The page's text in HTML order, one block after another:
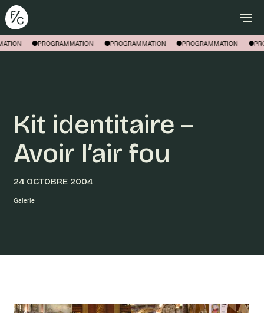
PROGRAMMATION PROGRAMMATION PROGRAMMATION
Rechercher
Kit identitaire –
Avoir l’air fou
24 OCTOBRE 2004
Galerie